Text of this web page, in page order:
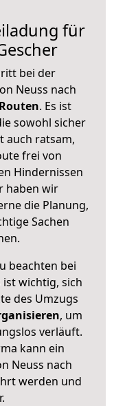
für
bei der
Neuss nach
. Es ist
sowohl sicher
auch ratsam,
frei von
Hindernissen
haben wir
die Planung,
Sachen
beachten bei
ist wichtig, sich
des Umzugs
, um
verläuft.
kann ein
Neuss nach
werden und